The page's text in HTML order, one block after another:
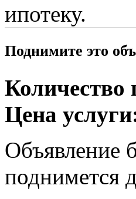
ипотеку.
Поднимите это
Количество
Цена
Объявление
поднимется